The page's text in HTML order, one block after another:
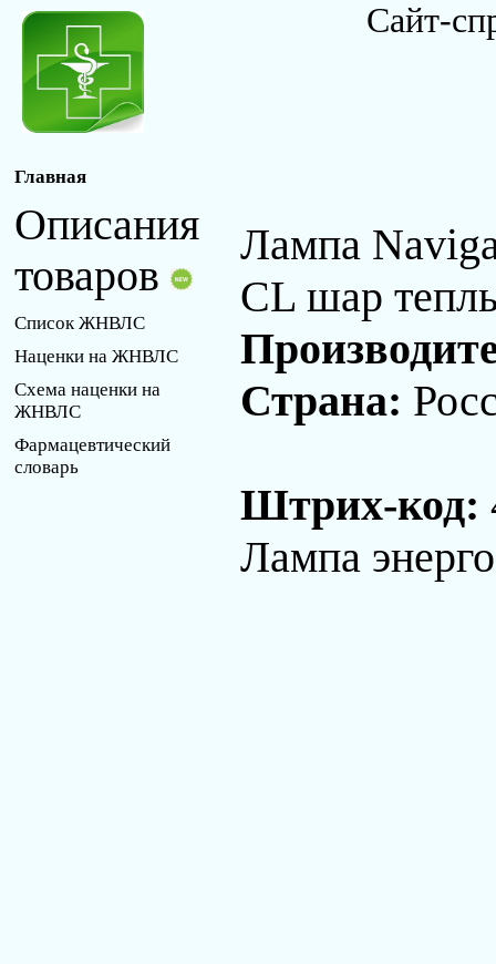
Сайт-
Главная
Описания
товаров
Список ЖНВЛС
Наценки на ЖНВЛС
Схема наценки на
ЖНВЛС
Фармацевтический
словарь
Лампа
CL шар
Страна:
Штрих-код:
Лампа